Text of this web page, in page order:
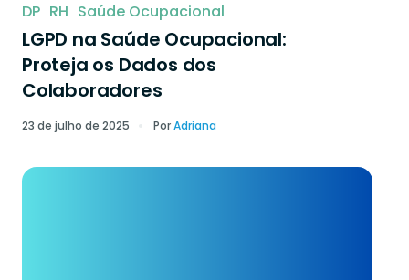
DP RH Saúde Ocupacional
LGPD na Saúde Ocupacional:
Proteja os Dados dos
Colaboradores
23 de julho de 2025 PorAdriana